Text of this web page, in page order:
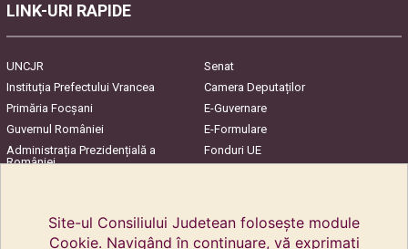
LINK-URI RAPIDE
UNCJR
Senat
Instituția Prefectului Vrancea
Camera Deputaților
Primăria Focşani
E-Guvernare
Guvernul României
E-Formulare
Administrația Prezidențială a
României
Fonduri UE
Site-ul Consiliului Judetean folosește module
Cookie. Navigând în continuare, vă exprimați